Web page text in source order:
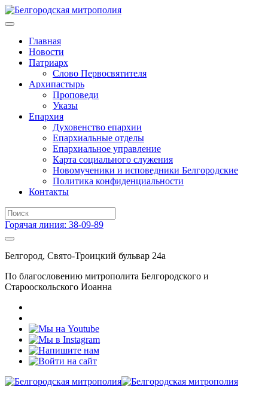
Главная
Новости
Патриарх
Слово Первосвятителя
Архипастырь
Проповеди
Указы
Епархия
Духовенство епархии
Епархиальные отделы
Епархиальное управление
Карта социального служения
Новомученики и исповедники Белгородские
Политика конфиденциальности
Контакты
Горячая линия: 38-09-89
Белгород, Свято-Троицкий бульвар 24а
По благословению митрополита Белгородского и
Старооскольского Иоанна